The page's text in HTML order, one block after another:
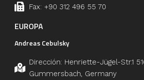
Fax: +90 312 496 55 70
EUROPA
Andreas Cebulsky
Dirección: Henriette-Jügel-Str.1
Gummersbach, Germany